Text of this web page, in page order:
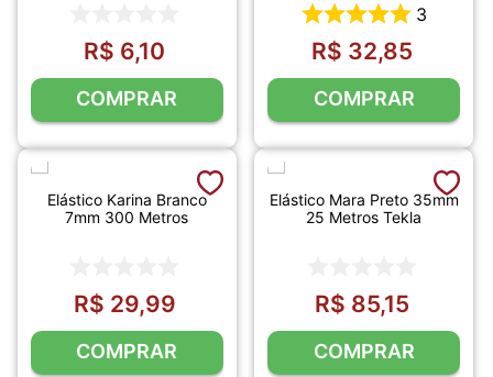
R$ 6,10
COMPRAR
3
R$ 32,85
COMPRAR
Elástico Karina Branco
7mm 300 Metros
R$ 29,99
COMPRAR
Elástico Mara Preto 35mm
25 Metros Tekla
R$ 85,15
COMPRAR